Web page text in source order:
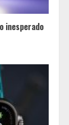
inesperado